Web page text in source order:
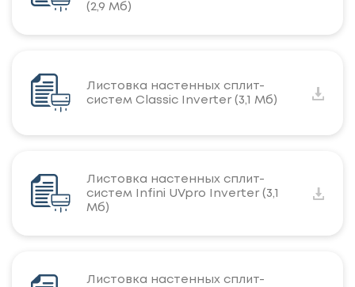
(2,9 Мб)
Листовка настенных сплит-
систем Classic Inverter (3,1 Мб)
Листовка настенных сплит-
систем Infini UVpro Inverter (3,1
Мб)
Листовка настенных сплит-